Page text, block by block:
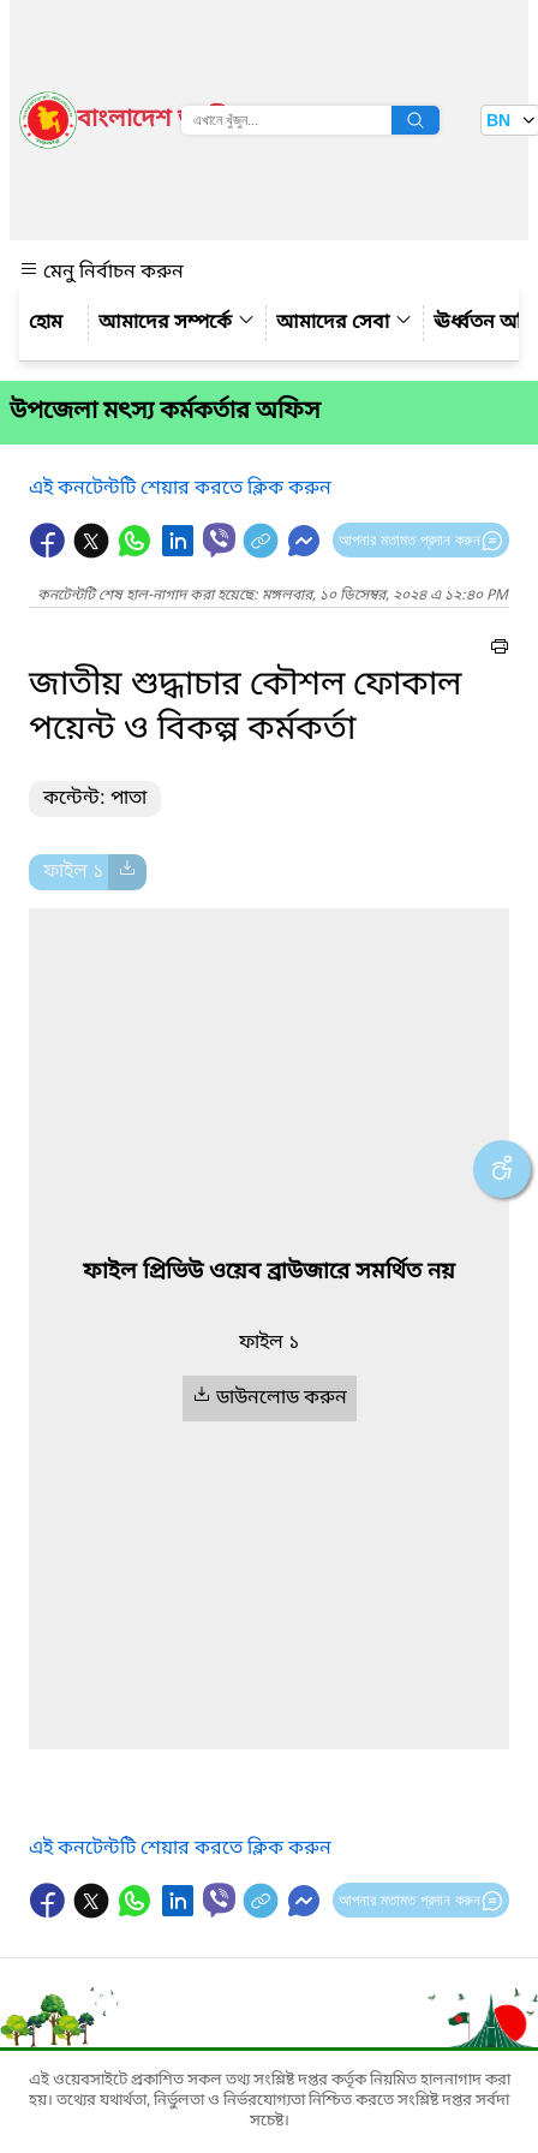
বাংলাদেশ জাতীয় তথ্য বাতায়ন BN
মেনু নির্বাচন করুন
আমাদের সম্পর্কে
আমাদের সেবা ঊর্ধ্বতন
উপজেলা মৎস্য কর্মকর্তার অফিস
এই কনটেন্টটি শেয়ার করতে ক্লিক করুন
আপনার মতামত প্রদান করুন
কনটেন্টটি শেষ হাল-নাগাদ করা হয়েছে: মঙ্গলবার, ১০ ডিসেম্বর, ২০২৪ এ ১২:৪০ PM
জাতীয় শুদ্ধাচার কৌশল ফোকাল
পয়েন্ট ও বিকল্প কর্মকর্তা
কন্টেন্ট: পাতা
ফাইল ১
ফাইল প্রিভিউ ওয়েব ব্রাউজারে সমর্থিত নয়
ফাইল ১
ডাউনলোড করুন
এই কনটেন্টটি শেয়ার করতে ক্লিক করুন
আপনার মতামত প্রদান করুন
এই ওয়েবসাইটে প্রকাশিত সকল তথ্য সংশ্লিষ্ট দপ্তর কর্তৃক নিয়মিত হালনাগাদ করা
হয়। তথ্যের যথার্থতা, নির্ভুলতা ও নির্ভরযোগ্যতা নিশ্চিত করতে সংশ্লিষ্ট দপ্তর সর্বদা
সচেষ্ট।